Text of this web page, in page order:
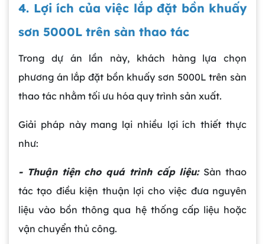
4. Lợi ích của việc lắp đặt bồn khuấy
sơn 5000L trên sàn thao tác
Trong dự án lần này, khách hàng lựa chọn
phương án lắp đặt bồn khuấy sơn 5000L trên sàn
thao tác nhằm tối ưu hóa quy trình sản xuất.
Giải pháp này mang lại nhiều lợi ích thiết thực
như:
- Thuận tiện cho quá trình cấp liệu: Sàn thao
tác tạo điều kiện thuận lợi cho việc đưa nguyên
liệu vào bồn thông qua hệ thống cấp liệu hoặc
vận chuyển thủ công.